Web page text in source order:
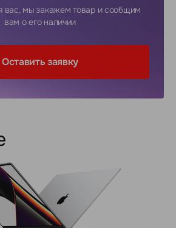
вас, мы закажем товар и сообщим
вам о его наличии
Оставить заявку